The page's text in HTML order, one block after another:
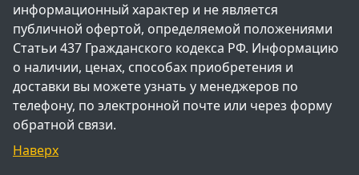
информационный характер и не является
публичной офертой, определяемой положениями
Статьи 437 Гражданского кодекса РФ. Информацию
о наличии, ценах, способах приобретения и
доставки вы можете узнать у менеджеров по
телефону, по электронной почте или через форму
обратной связи.
Наверх